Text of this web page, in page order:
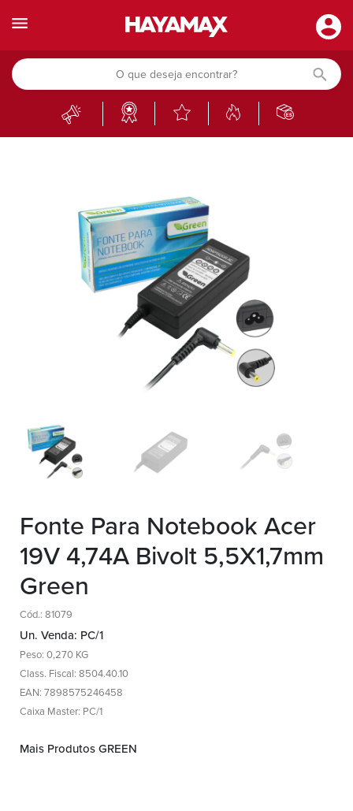
Fonte Para Notebook Acer
19V 4,74A Bivolt 5,5X1,7mm
Green
Cód.: 81079
Un. Venda: PC/1
Peso: 0,270 KG
Class. Fiscal: 8504.40.10
EAN: 7898575246458
Caixa Master: PC/1
Mais Produtos GREEN